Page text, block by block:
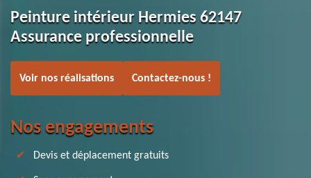
Peinture intérieur Hermies 62147
Assurance professionnelle
Voir nos réalisations Contactez-nous !
Nos engagements
Devis et déplacement gratuits